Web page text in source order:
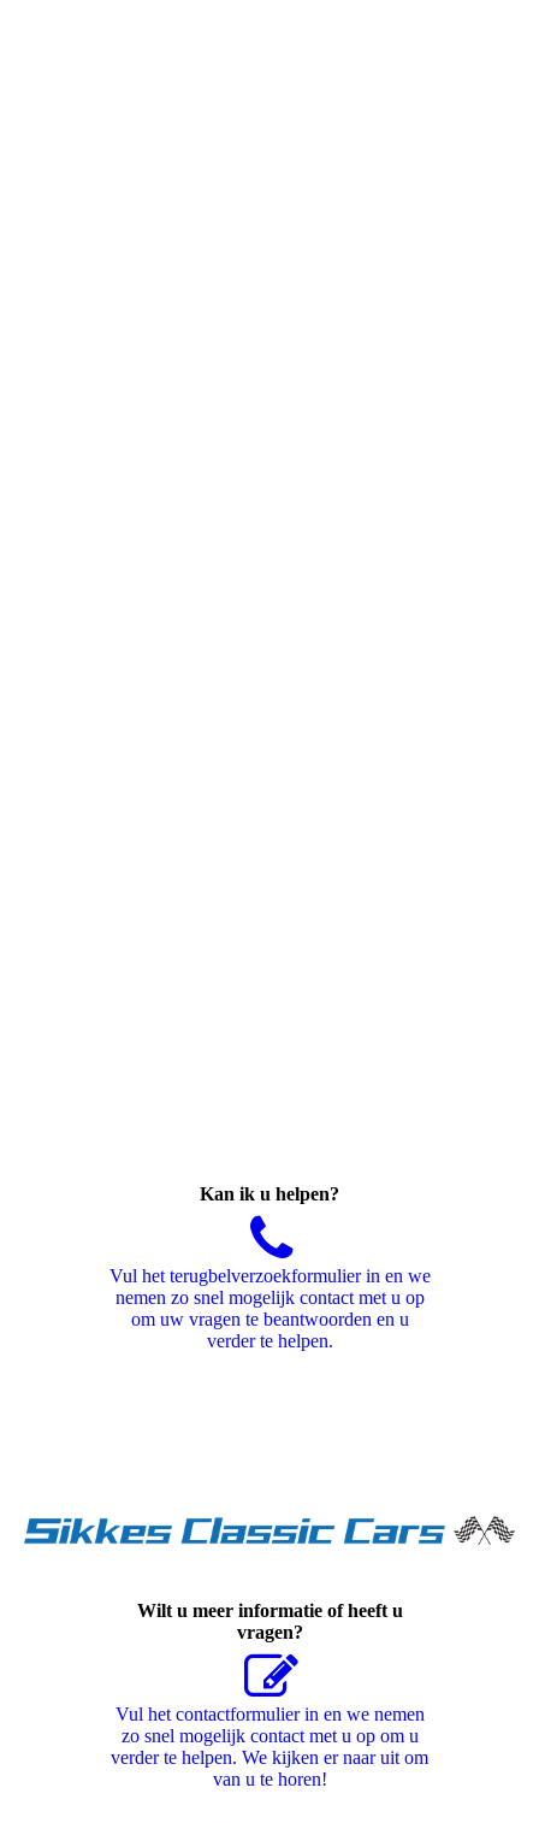
Kan ik u helpen?
Vul het terugbelverzoekformulier in en we
nemen zo snel mogelijk contact met u op
om uw vragen te beantwoorden en u
verder te helpen.
Wilt u meer informatie of heeft u
vragen?
Vul het contactformulier in en we nemen
zo snel mogelijk contact met u op om u
verder te helpen. We kijken er naar uit om
van u te horen!